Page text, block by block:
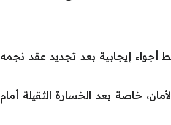
وسط أجواء إيجابية بعد تجديد عقد نجمه
تعيده إلى بر الأمان، خاصة بعد الخسارة الثقيلة أمام